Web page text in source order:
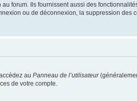
forum. Ils fournissent aussi des
ou de déconnexion, la suppression des
au Panneau de l’utilisateur
de votre compte.